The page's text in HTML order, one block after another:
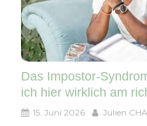
Das Impostor-
ich hier wirklich am
15. Juni 2026 Julien